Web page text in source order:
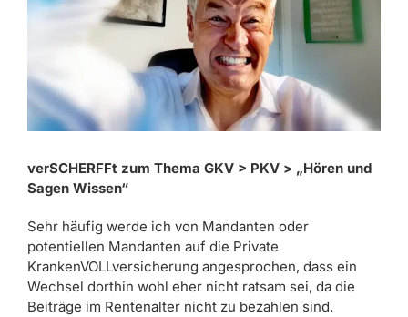
verSCHERFFt zum Thema GKV > PKV > „Hören und
Sagen Wissen“
Sehr häufig werde ich von Mandanten oder
potentiellen Mandanten auf die Private
KrankenVOLLversicherung angesprochen, dass ein
Wechsel dorthin wohl eher nicht ratsam sei, da die
Beiträge im Rentenalter nicht zu bezahlen sind.